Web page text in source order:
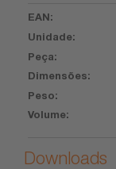
Downloads